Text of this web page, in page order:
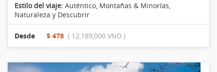
Estilo del viaje: Auténtico Montañas & Minorías
Naturaleza y Descubrir
Desde $ 478 ( 12,189,000 VND )